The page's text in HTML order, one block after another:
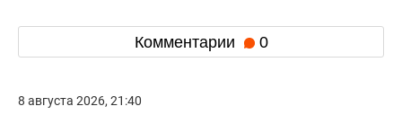
Комментарии 0
8 августа 2026, 21:40